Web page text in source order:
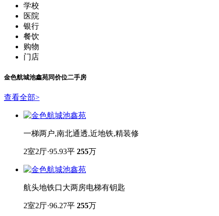
学校
医院
银行
餐饮
购物
门店
金色航城池鑫苑同价位二手房
查看全部>
一梯两户,南北通透,近地铁,精装修
2室2厅·95.93平 255万
航头地铁口大两房电梯有钥匙
2室2厅·96.27平 255万